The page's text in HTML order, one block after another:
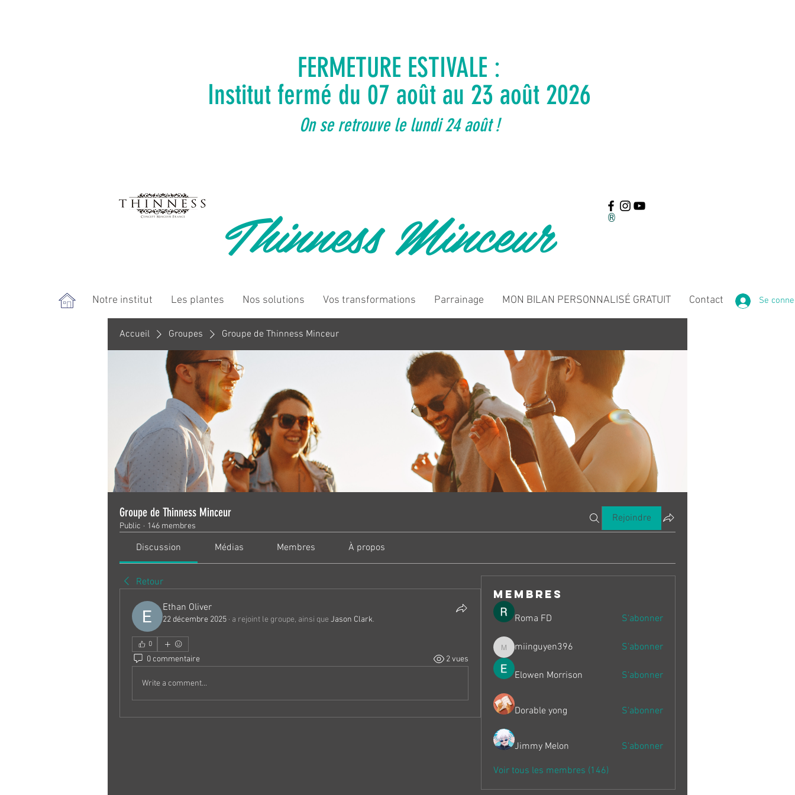
FERMETURE ESTIVALE :
Institut fermé du 07 août au 23 août 2026
On se retrouve le lundi 24 août !
Thinness Minceur ®
Notre institut Les plantes Nos solutions Vos transformations Parrainage MON BILAN PERSONNALISÉ GRATUIT Contact Se
Accueil Groupes Groupe de Thinness Minceur
Groupe de Thinness Minceur
Public · 146 membres
Rejoindre
Discussion Médias Membres À propos
Retour
Ethan Oliver
22 décembre 2025 · a rejoint le groupe, ainsi que Jason Clark.
0
0 commentaire 2 vues
Write a comment...
membres
Roma FD S'abonner
miinguyen396
miinguyen396 S'abonner
Elowen Morrison S'abonner
Dorable yong S'abonner
Jimmy Melon S'abonner
Voir tous les membres (146)